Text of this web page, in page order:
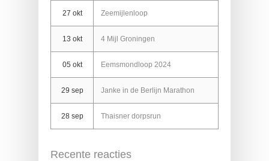
27 okt Zeemijlenloop
13 okt 4 Mijl Groningen
05 okt Eemsmondloop 2024
29 sep Janke in de Berlijn Marathon
28 sep Thaisner dorpsrun
Recente reacties